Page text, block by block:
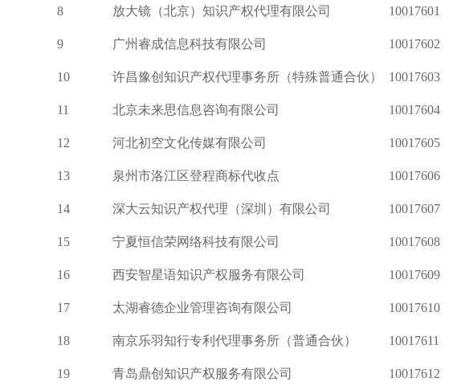
8 放大镜（北京）知识产权代理有限公司 10017601
9 广州睿成信息科技有限公司 10017602
10 许昌豫创知识产权代理事务所（特殊普通合伙） 10017603
11 北京未来思信息咨询有限公司 10017604
12 河北初空文化传媒有限公司 10017605
13 泉州市洛江区登程商标代收点 10017606
14 深大云知识产权代理（深圳）有限公司 10017607
15 宁夏恒信荣网络科技有限公司 10017608
16 西安智星语知识产权服务有限公司 10017609
17 太湖睿德企业管理咨询有限公司 10017610
18 南京乐羽知行专利代理事务所（普通合伙） 10017611
19 青岛鼎创知识产权服务有限公司 10017612